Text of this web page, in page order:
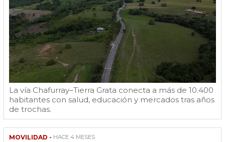
La vía Chafurray–Tierra Grata conecta a más de 10.400
habitantes con salud, educación y mercados tras años
de trochas.
MOVILIDAD - HACE 4 MESES